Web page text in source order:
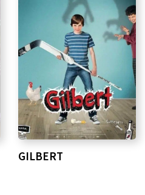
GILBERT